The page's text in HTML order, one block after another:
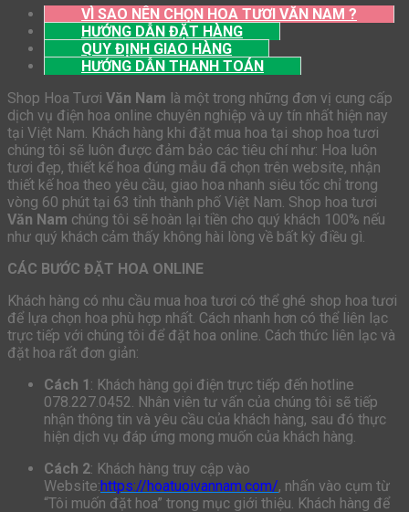
VÌ SAO NÊN CHỌN HOA TƯƠI VĂN NAM ?
HƯỚNG DẪN ĐẶT HÀNG
QUY ĐỊNH GIAO HÀNG
HƯỚNG DẪN THANH TOÁN
Shop Hoa Tươi Văn Nam là một trong những đơn vị cung cấp
dịch vụ điện hoa online chuyên nghiệp và uy tín nhất hiện nay
tại Việt Nam. Khách hàng khi đặt mua hoa tại shop hoa tươi
chúng tôi sẽ luôn được đảm bảo các tiêu chí như: Hoa luôn
tươi đẹp, thiết kế hoa đúng mẫu đã chọn trên website, nhận
thiết kế hoa theo yêu cầu, giao hoa nhanh siêu tốc chỉ trong
vòng 60 phút tại 63 tỉnh thành phố Việt Nam. Shop hoa tươi
Văn Nam chúng tôi sẽ hoàn lại tiền cho quý khách 100% nếu
như quý khách cảm thấy không hài lòng về bất kỳ điều gì.
CÁC BƯỚC ĐẶT HOA ONLINE
Khách hàng có nhu cầu mua hoa tươi có thể ghé shop hoa tươi
để lựa chọn hoa phù hợp nhất. Cách nhanh hơn có thể liên lạc
trực tiếp với chúng tôi để đặt hoa online. Cách thức liên lạc và
đặt hoa rất đơn giản:
Cách 1 : Khách hàng gọi điện trực tiếp đến hotline
078.227.0452. Nhân viên tư vấn của chúng tôi sẽ tiếp
nhận thông tin và yêu cầu của khách hàng, sau đó thực
hiện dịch vụ đáp ứng mong muốn của khách hàng.
Cách 2: Khách hàng truy cập vào
Website:https://hoatuoivannam.com/, nhấn vào cụm từ
“Tôi muốn đặt hoa” trong mục giới thiệu. Khách hàng để